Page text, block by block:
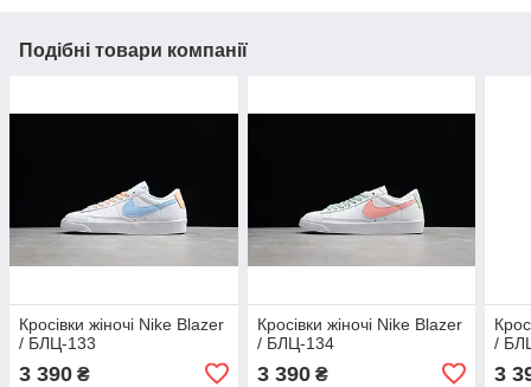
Подібні товари компанії
Кросівки жіночі Nike Blazer
/ БЛЦ-133
3 390 ₴
Кросівки жіночі Nike Blazer
/ БЛЦ-134
3 390₴
/
3